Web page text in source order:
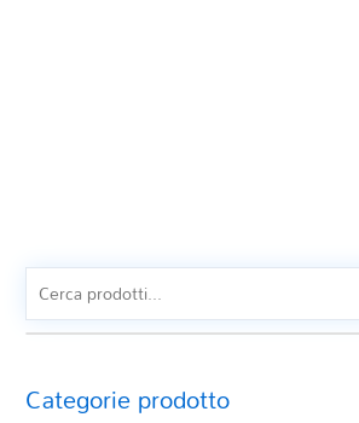
Categorie prodotto